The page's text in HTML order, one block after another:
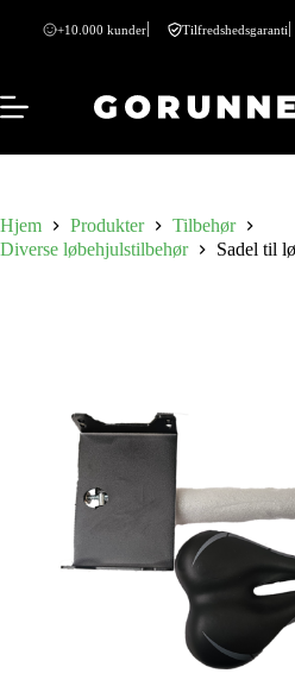
+10.000 kunder Tilfredshedsgaranti
Hjem Produkter
Tilbehør
Diverse løbehjulstilbehør
Sadel til